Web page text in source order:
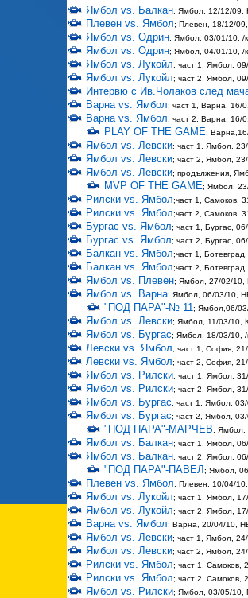
Ямбол vs. Балкан; Ямбол, 12/12/09,
Плевен vs. Ямбол; Плевен, 18/12/
Ямбол vs. Одрин; Ямбол, 03/01/10, /
Ямбол vs. Одрин; Ямбол, 04/01/10, /
Ямбол vs. Лукойл; част 1, Ямбол,
Ямбол vs. Лукойл; част 2, Ямбол,
Интервю с Ив.Чолаков след
Варна vs. Ямбол; част 1, Варна, 16/
Варна vs. Ямбол; част 2, Варна, 16/
PLAY OF THE GAME;
Ямбол vs. Левски; част 1, Ямбол,
Ямбол vs. Левски; част 2, Ямбол,
Ямбол vs. Левски; продължения,
MVP OF THE GAME; Ямбол,
Рилски vs. Ямбол;част 1, Самоков,
Рилски vs. Ямбол;част 2, Самоков,
Бургас vs. Ямбол; част 1, Бургас,
Бургас vs. Ямбол; част 2, Бургас,
Балкан vs. Ямбол;част 1,
Балкан vs. Ямбол;част 2,
Ямбол vs. Плевен; Ямбол, 27/02/10,
Ямбол vs. Варна; Ямбол, 06/03/10,
"ПОД ПАРА"-№ 11; Ямбол,06/
Ямбол vs. Левски; Ямбол, 11/03/10,
Ямбол vs. Бургас; Ямбол, 18/03/10, /
Левски vs. Ямбол; част 1, София,
Левски vs. Ямбол; част 2, София,
Ямбол vs. Рилски; част 1, Ямбол,
Ямбол vs. Рилски; част 2, Ямбол,
Ямбол vs. Бургас; част 1, Ямбол,
Ямбол vs. Бургас; част 2, Ямбол,
"ПОД ПАРА"-МАРЧЕВ; Ямбол,
Ямбол vs. Балкан; част 1, Ямбол,
Ямбол vs. Балкан; част 2, Ямбол,
"ПОД ПАРА"-ПАВЕЛ ; Ямбол,
Плевен vs. Ямбол; Плевен, 10/04/
Ямбол vs. Лукойл; част 1, Ямбол,
Ямбол vs. Лукойл; част 2, Ямбол,
Варна vs. Ямбол; Варна, 20/04/10,
Ямбол vs. Левски; част 1, Ямбол,
Ямбол vs. Левски; част 2, Ямбол,
Рилски vs. Ямбол; част 1, Самоков,
Рилски vs. Ямбол; част 2, Самоков,
Ямбол vs. Рилски; Ямбол, 03/05/